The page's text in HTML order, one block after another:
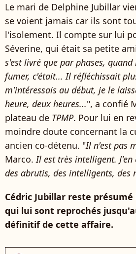
Le mari de Delphine Jubillar
se voient jamais car ils sont
l'isolement. Il compte sur lui
Séverine, qui était sa petite
s'est livré que par phases,
fumer, c'était... Il réfléchissait
m'intéressais au début, je le
heure, deux heures...", a confié
plateau de TPMP. Pour lui en
moindre doute concernant la
ancien co-détenu. "Il n'est pas
Marco. Il est très intelligent. J'en
des abrutis, des intelligents, des
Cédric Jubillar reste
qui lui sont reprochés
définitif de cette affaire.